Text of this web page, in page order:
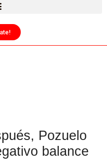
Pozuelo
balance